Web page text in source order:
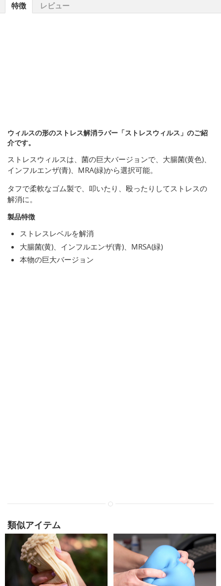
特徴 レビュー
ウィルスの形のストレス解消ラバー「ストレスウィルス」のご紹
介です。
ストレスウィルスは、菌の巨大バージョンで、大腸菌(黄色)、
インフルエンザ(青)、MRA(緑)から選択可能。
タフで柔軟なゴム製で、叩いたり、殴ったりしてストレスの
解消に。
製品特徴
ストレスレベルを解消
大腸菌(黄)、インフルエンザ(青)、MRSA(緑)
本物の巨大バージョン
類似アイテム